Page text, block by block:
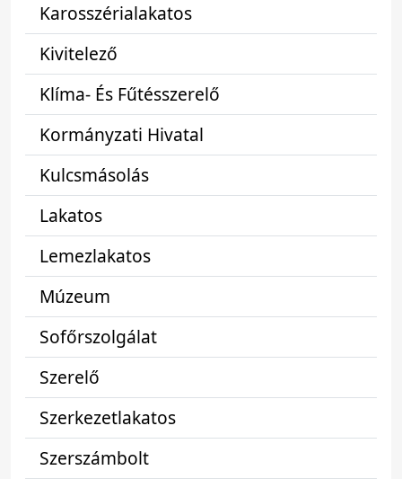
Karosszérialakatos
Kivitelező
Klíma- És Fűtésszerelő
Kormányzati Hivatal
Kulcsmásolás
Lakatos
Lemezlakatos
Múzeum
Sofőrszolgálat
Szerelő
Szerkezetlakatos
Szerszámbolt